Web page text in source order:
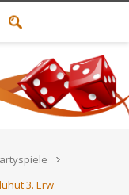
3. Erw